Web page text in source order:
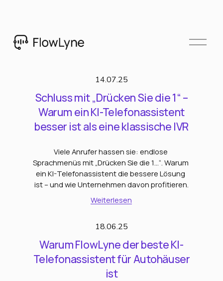
M
14.07.25
Schluss mit „Drücken Sie die 1“ –
Warum ein KI-Telefonassistent
besser ist als eine klassische IVR
Viele Anrufer hassen sie: endlose
Sprachmenüs mit „Drücken Sie die 1…“. Warum
ein KI-Telefonassistent die bessere Lösung
ist – und wie Unternehmen davon profitieren.
Weiterlesen
18.06.25
Warum FlowLyne der beste KI-
Telefonassistent für Autohäuser
ist